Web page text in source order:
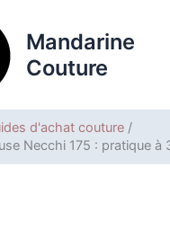
Mandarine
Couture
d'achat couture
Necchi 175 : pratique à